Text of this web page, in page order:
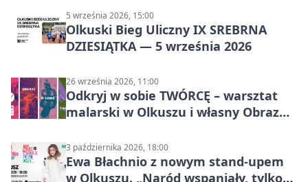
5 września 2026, 15:00
Olkuski Bieg Uliczny IX SREBRNA
DZIESIĄTKA — 5 września 2026
26 września 2026, 11:00
Odkryj w sobie TWÓRCĘ – warsztat
malarski w Olkuszu i własny Obraz
3 października 2026, 18:00
Ewa Błachnio z nowym stand-upem
w Olkuszu. „Naród wspaniały, tylko